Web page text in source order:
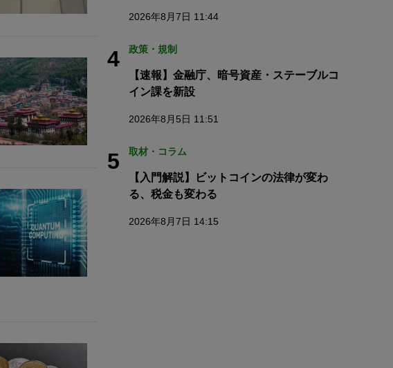
2026年8月7日 11:44
4 政策・規制
【速報】金融庁、暗号資産・ステーブルコ
イン課を新設
2026年8月5日 11:51
5 取材・コラム
【入門解説】ビットコインの法律が変わ
る、税金も変わる
2026年8月7日 14:15